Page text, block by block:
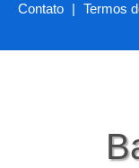
Contato | Termos